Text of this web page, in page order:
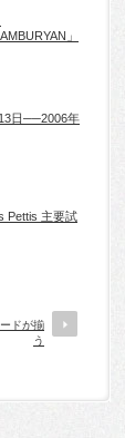
」
日──2006年
Pettis 主要試
ドが揃
う